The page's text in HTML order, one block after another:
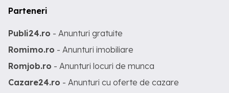
Parteneri
Publi24.ro - Anunturi gratuite
Romimo.ro - Anunturi imobiliare
Romjob.ro - Anunturi locuri de munca
Cazare24.ro - Anunturi cu oferte de cazare